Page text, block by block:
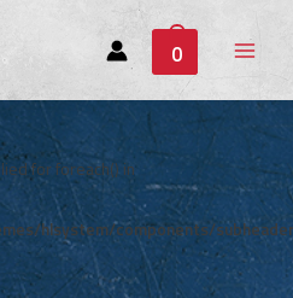
0
Main
Menu
for foreach() in
hlsystem/components/